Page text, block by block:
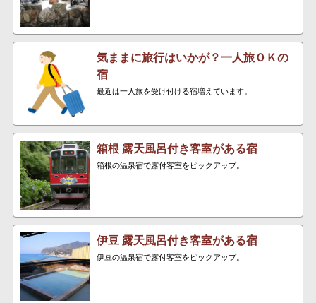
気ままに旅行はいかが？一人旅ＯＫの
宿
最近は一人旅を受け付ける宿増えています。
箱根 露天風呂付き客室がある宿
箱根の温泉宿で露付客室をピックアップ。
伊豆 露天風呂付き客室がある宿
伊豆の温泉宿で露付客室をピックアップ。